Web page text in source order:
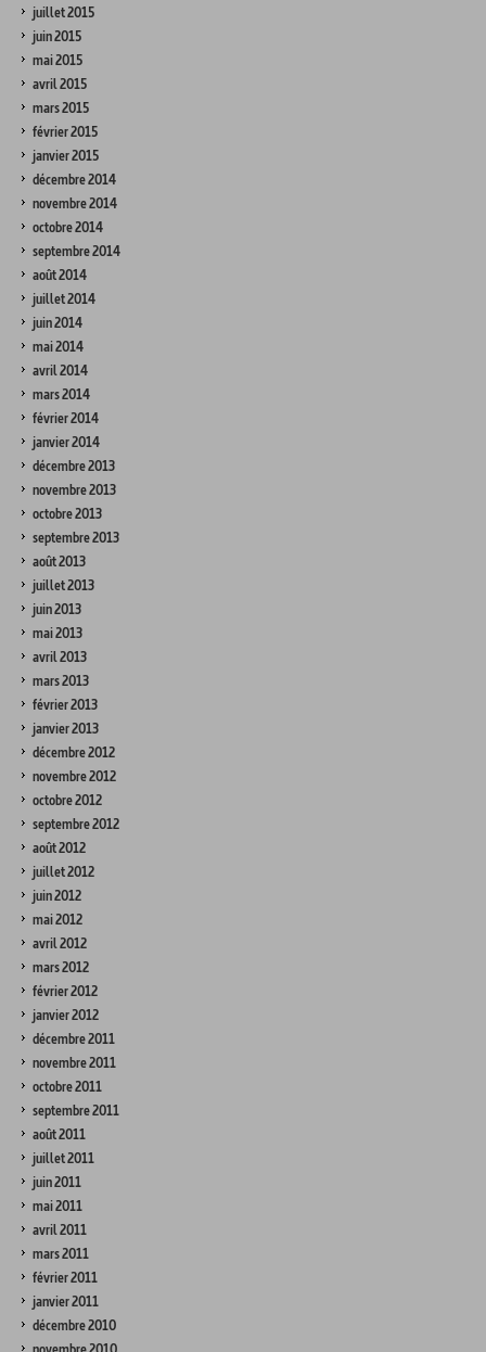
juillet 2015
juin 2015
mai 2015
avril 2015
mars 2015
février 2015
janvier 2015
décembre 2014
novembre 2014
octobre 2014
septembre 2014
août 2014
juillet 2014
juin 2014
mai 2014
avril 2014
mars 2014
février 2014
janvier 2014
décembre 2013
novembre 2013
octobre 2013
septembre 2013
août 2013
juillet 2013
juin 2013
mai 2013
avril 2013
mars 2013
février 2013
janvier 2013
décembre 2012
novembre 2012
octobre 2012
septembre 2012
août 2012
juillet 2012
juin 2012
mai 2012
avril 2012
mars 2012
février 2012
janvier 2012
décembre 2011
novembre 2011
octobre 2011
septembre 2011
août 2011
juillet 2011
juin 2011
mai 2011
avril 2011
mars 2011
février 2011
janvier 2011
décembre 2010